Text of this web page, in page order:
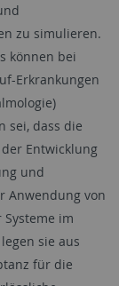
zu simulieren.
können bei
Erkrankungen
sei, dass die
Entwicklung
und
Anwendung von
im
sie aus
für die